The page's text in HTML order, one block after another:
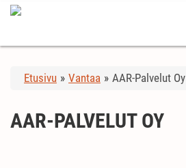
Etusivu » Vantaa » AAR-Palvelut Oy
AAR-PALVELUT OY